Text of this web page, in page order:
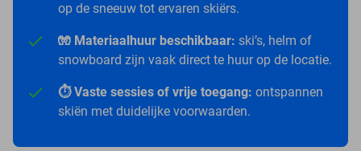
op de sneeuw tot ervaren skiërs.
🧤 Materiaalhuur beschikbaar: ski’s, helm of
snowboard zijn vaak direct te huur op de locatie.
⏱️ Vaste sessies of vrije toegang: ontspannen
skiën met duidelijke voorwaarden.